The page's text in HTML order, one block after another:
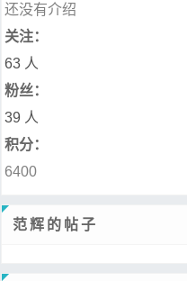
还没有介绍
关注：
63 人
粉丝：
39 人
积分：
6400
范辉的帖子